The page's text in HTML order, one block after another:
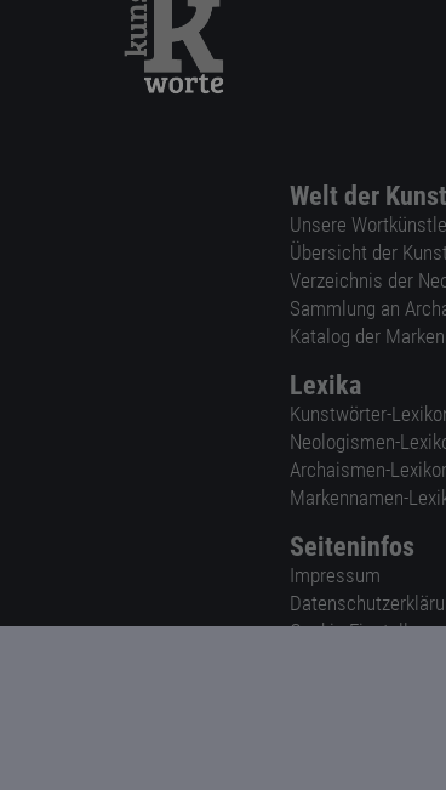
Welt der
Unsere
Übersicht der
Verzeichnis der
Sammlung an
Katalog der
Lexika
Kunstwörter-
Neologismen-
Archaismen-
Markennamen-
Seiteninfos
Impressum
Cookie-